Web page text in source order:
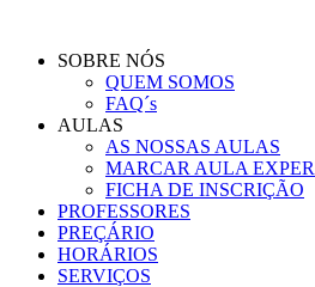
SOBRE NÓS
QUEM SOMOS
FAQ´s
AULAS
AS NOSSAS AULAS
MARCAR AULA
FICHA DE INSCRIÇÃO
PROFESSORES
PREÇÁRIO
HORÁRIOS
SERVIÇOS